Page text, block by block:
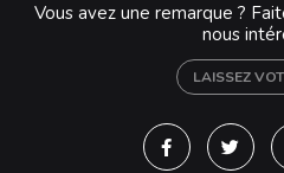
Vous avez une remarque ?
nous
LAISSEZ
Lien vers le
Lien